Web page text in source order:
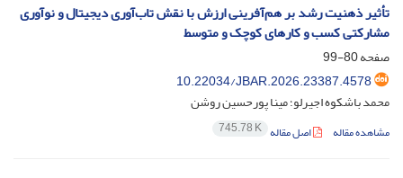
تأثیر ذهنیت رشد بر هم‌آفرینی ارزش با نقش تاب‌آوری دیجیتال و نوآوری
مشارکتی کسب و کارهای کوچک و متوسط
صفحه80-99
10.22034/JBAR.2026.23387.4578
محمد باشکوه اجیرلو؛ مینا پورحسین روشن
مشاهده مقاله اصل مقاله 745.78 K